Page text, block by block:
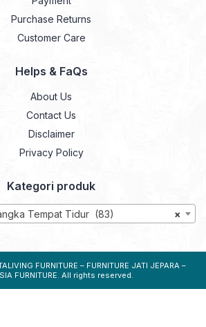
Purchase Returns
Customer Care
Helps & FaQs
About Us
Contact Us
Disclaimer
Privacy Policy
Kategori produk
×
Tempat Tidur (83)
FURNITURE – FURNITURE JATI JEPARA –
FURNITURE. All rights reserved.